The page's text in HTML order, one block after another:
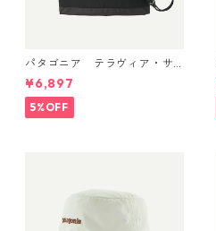
パタゴニア テラヴィア・サ
コッシュ 3L (カラー Black)
Patagonia Terravia Sacoche
Bag 3L 日本正規品 製品番号
48835
¥6,897
5%OFF